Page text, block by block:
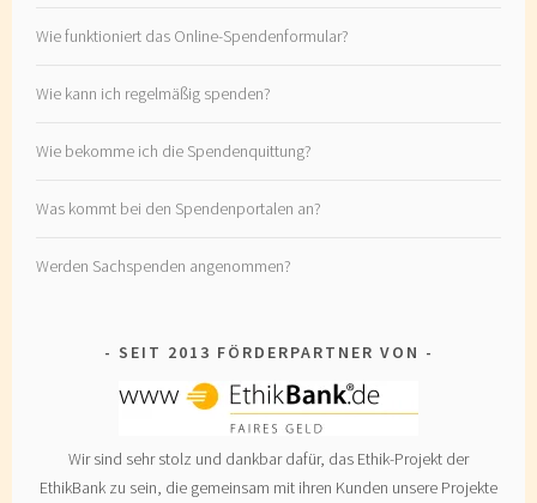
Wie funktioniert das Online-Spendenformular?
Wie kann ich regelmäßig spenden?
Wie bekomme ich die Spendenquittung?
Was kommt bei den Spendenportalen an?
Werden Sachspenden angenommen?
SEIT 2013 FÖRDERPARTNER VON
Wir sind sehr stolz und dankbar dafür, das Ethik-Projekt der
EthikBank zu sein, die gemeinsam mit ihren Kunden unsere Projekte